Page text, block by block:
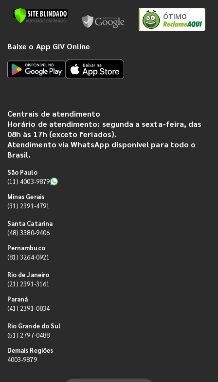
ÓTIMO
Baixe o App GIV Online
Centrais de atendimento
Horário de atendimento: segunda a sexta-feira, das
08h às 17h (exceto feriados).
Atendimento via WhatsApp disponível para todo o
Brasil.
São Paulo
(11) 4003-9879
Minas Gerais
(31) 2391-4791
Santa Catarina
(48) 3380-9406
Pernambuco
(81) 3264-0921
Rio de Janeiro
(21) 2391-3161
Paraná
(41) 2391-0834
Rio Grande do Sul
(51) 2797-0488
Demais Regiões
4003-9879